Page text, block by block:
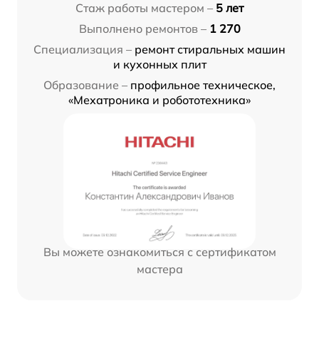
Стаж работы мастером – 5 лет
Выполнено ремонтов – 1 270
Специализация – ремонт стиральных машин
и кухонных плит
Образование – профильное техническое,
«Мехатроника и робототехника»
Вы можете ознакомиться с сертификатом
мастера